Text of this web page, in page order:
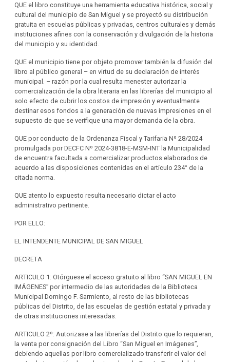
QUE el libro constituye una herramienta educativa histórica, social y
cultural del municipio de San Miguel y se proyectó su distribución
gratuita en escuelas públicas y privadas, centros culturales y demás
instituciones afines con la conservación y divulgación de la historia
del municipio y su identidad.
QUE el municipio tiene por objeto promover también la difusión del
libro al público general – en virtud de su declaración de interés
municipal. – razón por la cual resulta menester autorizar la
comercialización de la obra literaria en las librerías del municipio al
solo efecto de cubrir los costos de impresión y eventualmente
destinar esos fondos a la generación de nuevas impresiones en el
supuesto de que se verifique una mayor demanda de la obra.
QUE por conducto de la Ordenanza Fiscal y Tarifaria Nº 28/2024
promulgada por DECFC Nº 2024-3818-E-MSM-INT la Municipalidad
de encuentra facultada a comercializar productos elaborados de
acuerdo a las disposiciones contenidas en el artículo 234° de la
citada norma.
QUE atento lo expuesto resulta necesario dictar el acto
administrativo pertinente.
POR ELLO:
EL INTENDENTE MUNICIPAL DE SAN MIGUEL
DECRETA
ARTICULO 1: Otórguese el acceso gratuito al libro “SAN MIGUEL EN
IMÁGENES” por intermedio de las autoridades de la Biblioteca
Municipal Domingo F. Sarmiento, al resto de las bibliotecas
públicas del Distrito, de las escuelas de gestión estatal y privada y
de otras instituciones interesadas.
ARTICULO 2º: Autorizase a las librerías del Distrito que lo requieran,
la venta por consignación del Libro “San Miguel en Imágenes”,
debiendo aquellas por libro comercializado transferir el valor del